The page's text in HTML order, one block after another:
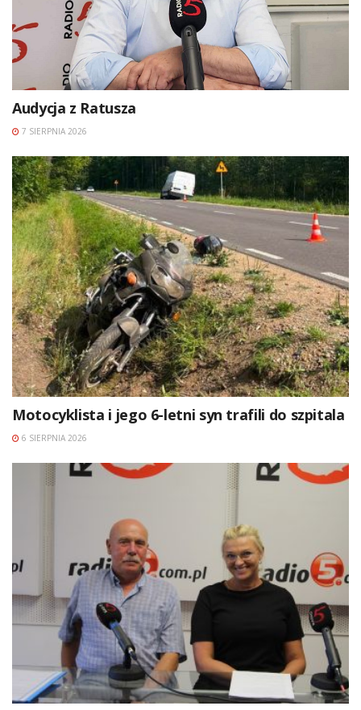
Audycja z Ratusza
7 SIERPNIA 2026
Motocyklista i jego 6-letni syn trafili do szpitala
6 SIERPNIA 2026